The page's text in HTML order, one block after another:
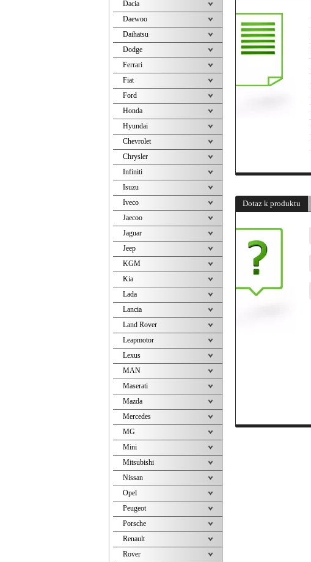
Dotaz k produktu
Dacia
Daewoo
Daihatsu
Dodge
Ferrari
Fiat
Ford
Honda
Hyundai
Chevrolet
Chrysler
Infiniti
Isuzu
Iveco
Jaecoo
Jaguar
Jeep
KGM
Kia
Lada
Lancia
Land Rover
Leapmotor
Lexus
MAN
Maserati
Mazda
Mercedes
MG
Mini
Mitsubishi
Nissan
Opel
Peugeot
Porsche
Renault
Rover